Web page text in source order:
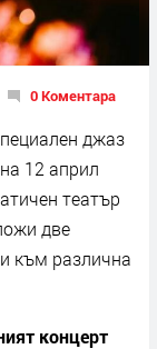
0 Коментара
джаз
12 април
театър
две
към различна
концерт